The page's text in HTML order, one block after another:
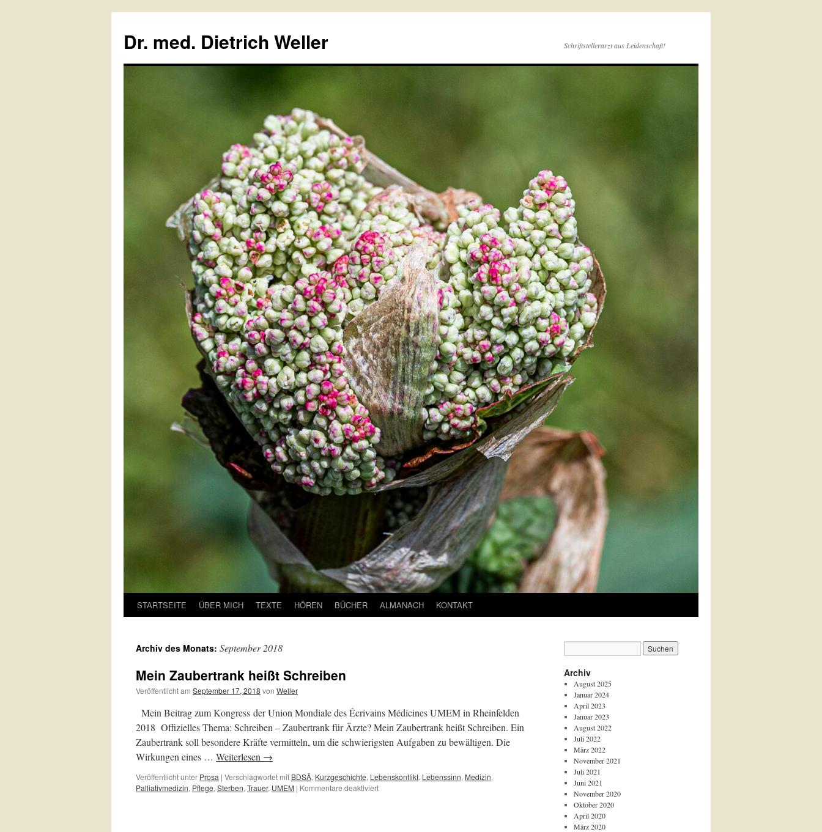
springen
Dr. med. Dietrich Weller Schriftstellerarzt aus Leidenschaft!
STARTSEITE ÜBER MICH TEXTE HÖREN BÜCHER ALMANACH KONTAKT
Archiv des Monats: September 2018
Mein Zaubertrank heißt Schreiben
Veröffentlicht am September 17, 2018 von Weller
Mein Beitrag zum Kongress der Union Mondiale des Écrivains Médicines UMEM in Rheinfelden
2018 Offizielles Thema: Schreiben – Zaubertrank für Ärzte? Mein Zaubertrank heißt Schreiben. Ein
Zaubertrank soll besondere Kräfte vermitteln, um die schwierigsten Aufgaben zu bewältigen. Die
Wirkungen eines … Weiterlesen →
Veröffentlicht unter Prosa | Verschlagwortet mit BDSÄ, Kurzgeschichte, Lebenskonflikt, Lebenssinn, Medizin,
Palliativmedizin, Pflege, Sterben, Trauer, UMEM | Kommentare deaktiviertfür
Archiv
August 2025
Januar 2024
April 2023
Januar 2023
August 2022
Juli 2022
März 2022
November 2021
Juli 2021
Juni 2021
November 2020
Oktober 2020
April 2020
März 2020